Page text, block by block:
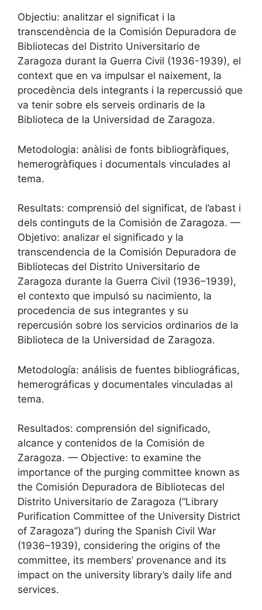
Objectiu: analitzar el significat i la
transcendència de la Comisión Depuradora de
Bibliotecas del Distrito Universitario de
Zaragoza durant la Guerra Civil (1936-1939), el
context que en va impulsar el naixement, la
procedència dels integrants i la repercussió que
va tenir sobre els serveis ordinaris de la
Biblioteca de la Universidad de Zaragoza.
Metodologia: anàlisi de fonts bibliogràfiques,
hemerogràfiques i documentals vinculades al
tema.
Resultats: comprensió del significat, de l’abast i
dels continguts de la Comisión de Zaragoza. —
Objetivo: analizar el significado y la
transcendencia de la Comisión Depuradora de
Bibliotecas del Distrito Universitario de
Zaragoza durante la Guerra Civil (1936–1939),
el contexto que impulsó su nacimiento, la
procedencia de sus integrantes y su
repercusión sobre los servicios ordinarios de la
Biblioteca de la Universidad de Zaragoza.
Metodología: análisis de fuentes bibliográficas,
hemerográficas y documentales vinculadas al
tema.
Resultados: comprensión del significado,
alcance y contenidos de la Comisión de
Zaragoza. — Objective: to examine the
importance of the purging committee known as
the Comisión Depuradora de Bibliotecas del
Distrito Universitario de Zaragoza (“Library
Purification Committee of the University District
of Zaragoza”) during the Spanish Civil War
(1936–1939), considering the origins of the
committee, its members’ provenance and its
impact on the university library’s daily life and
services.